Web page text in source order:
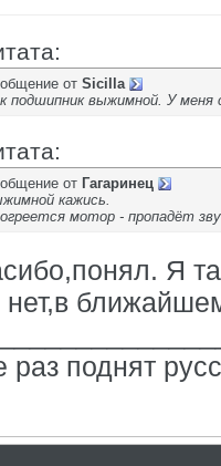
от Sicilla
подшипник выжимной. У меня
от Гагаринец
кажись.
мотор - пропадёт
Я
нет,в
раз поднят